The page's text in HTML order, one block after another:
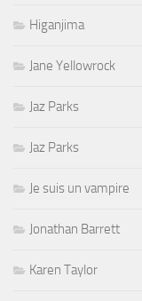
Higanjima
Jane Yellowrock
Jaz Parks
Jaz Parks
Je suis un vampire
Jonathan Barrett
Karen Taylor